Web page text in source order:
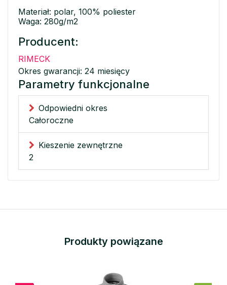
Materiał: polar, 100% poliester
Waga: 280g/m2
Producent:
RIMECK
Okres gwarancji: 24 miesięcy
Parametry funkcjonalne
Odpowiedni okres
Całoroczne
Kieszenie zewnętrzne
2
Produkty powiązane